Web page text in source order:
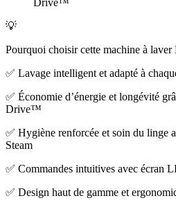
Drive™
💡
Pourquoi choisir cette machine à laver
✅ Lavage intelligent et adapté à
✅ Économie d’énergie et longévité
Drive™
✅ Hygiène renforcée et soin du linge
Steam
✅ Commandes intuitives avec écran
✅ Design haut de gamme et